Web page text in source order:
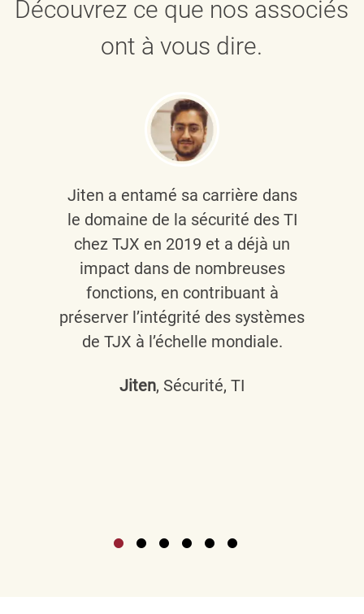
Découvrez ce que nos associés
ont à vous dire.
Jiten a entamé sa carrière dans
le domaine de la sécurité des TI
chez TJX en 2019 et a déjà un
impact dans de nombreuses
fonctions, en contribuant à
préserver l’intégrité des systèmes
de TJX à l’échelle mondiale.
Jiten, Sécurité, TI